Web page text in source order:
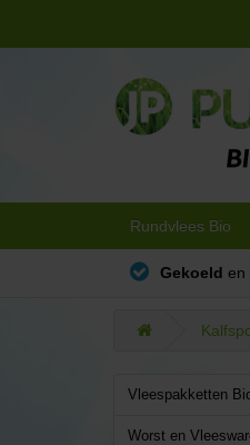
Rundvlees Bio
Gekoeld en
Vleespakketten
Worst en